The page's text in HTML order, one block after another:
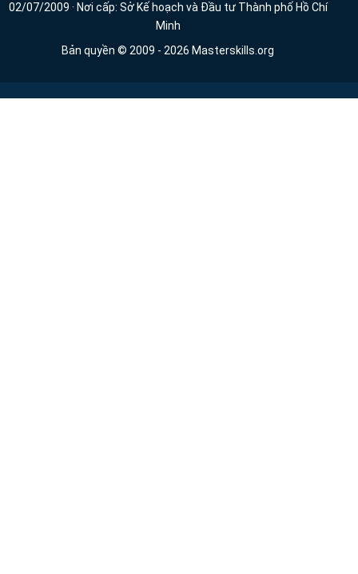
02/07/2009 · Nơi cấp: Sở Kế hoạch và Đầu tư Thành phố Hồ Chí
Minh
Bản quyền © 2009 - 2026 Masterskills.org